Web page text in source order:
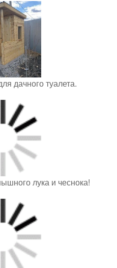
дачного туалета.
лука и чеснока!